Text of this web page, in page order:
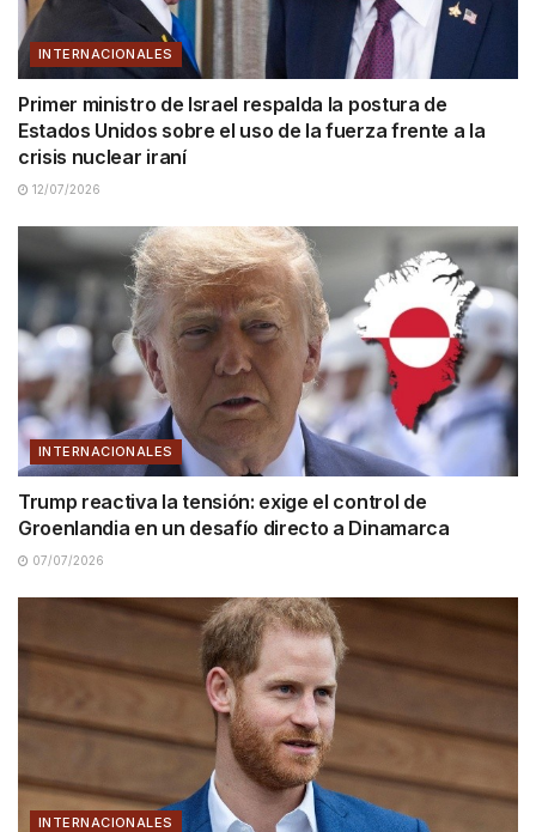
INTERNACIONALES
Primer ministro de Israel respalda la postura de
Estados Unidos sobre el uso de la fuerza frente a la
crisis nuclear iraní
12/07/2026
INTERNACIONALES
Trump reactiva la tensión: exige el control de
Groenlandia en un desafío directo a Dinamarca
07/07/2026
INTERNACIONALES